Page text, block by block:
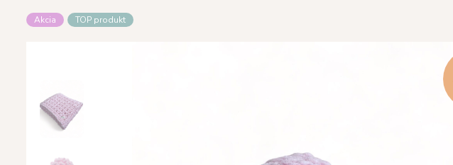
Akcia TOP produkt